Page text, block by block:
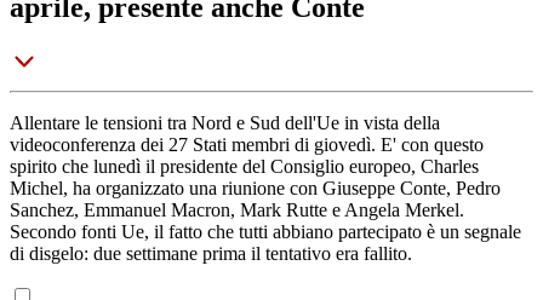
aprile, presente anche Conte
Allentare le tensioni tra Nord e Sud dell'Ue in vista della
videoconferenza dei 27 Stati membri di giovedì. E' con questo
spirito che lunedì il presidente del Consiglio europeo, Charles
Michel, ha organizzato una riunione con Giuseppe Conte, Pedro
Sanchez, Emmanuel Macron, Mark Rutte e Angela Merkel.
Secondo fonti Ue, il fatto che tutti abbiano partecipato è un segnale
di disgelo: due settimane prima il tentativo era fallito.